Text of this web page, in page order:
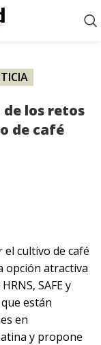
los retos
de café
el cultivo de café
opción atractiva
SAFE y
están
en
y propone